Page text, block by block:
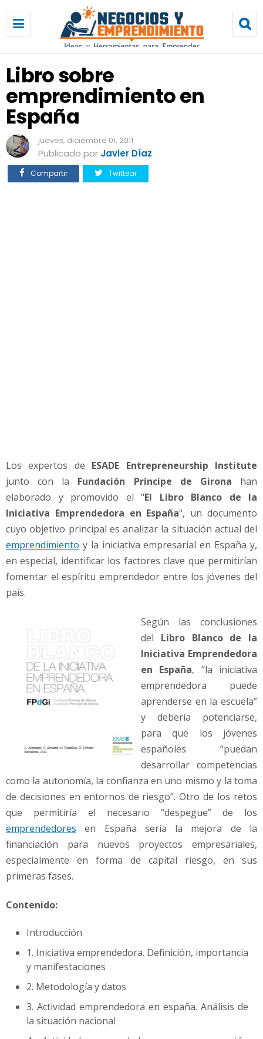
b
r
s
o
b
r
e
m
p
r
Libro sobre
emprendimiento en
España
jueves, diciembre 01, 2011
Publicado por Javier Díaz
Compartir Twittear
Los expertos de ESADE Entrepreneurship Institute
junto con la Fundación Príncipe de Girona han
elaborado y promovido el "El Libro Blanco de la
Iniciativa Emprendedora en España", un documento
cuyo objetivo principal es analizar la situación actual del
emprendimiento y la iniciativa empresarial en España y,
en especial, identificar los factores clave que permitirían
fomentar el espíritu emprendedor entre los jóvenes del
país.
Según las conclusiones
del Libro Blanco de la
Iniciativa Emprendedora
en España, “la iniciativa
emprendedora puede
aprenderse en la escuela”
y debería potenciarse,
para que los jóvenes
españoles “puedan
desarrollar competencias
como la autonomía, la confianza en uno mismo y la toma
de decisiones en entornos de riesgo”. Otro de los retos
que permitiría el necesario “despegue” de los
emprendedores en España sería la mejora de la
financiación para nuevos proyectos empresariales,
especialmente en forma de capital riesgo, en sus
primeras fases.
Contenido:
Introducción
1. Iniciativa emprendedora. Definición, importancia
y manifestaciones
2. Metodología y datos
3. Actividad emprendedora en españa. Análisis de
la situación nacional